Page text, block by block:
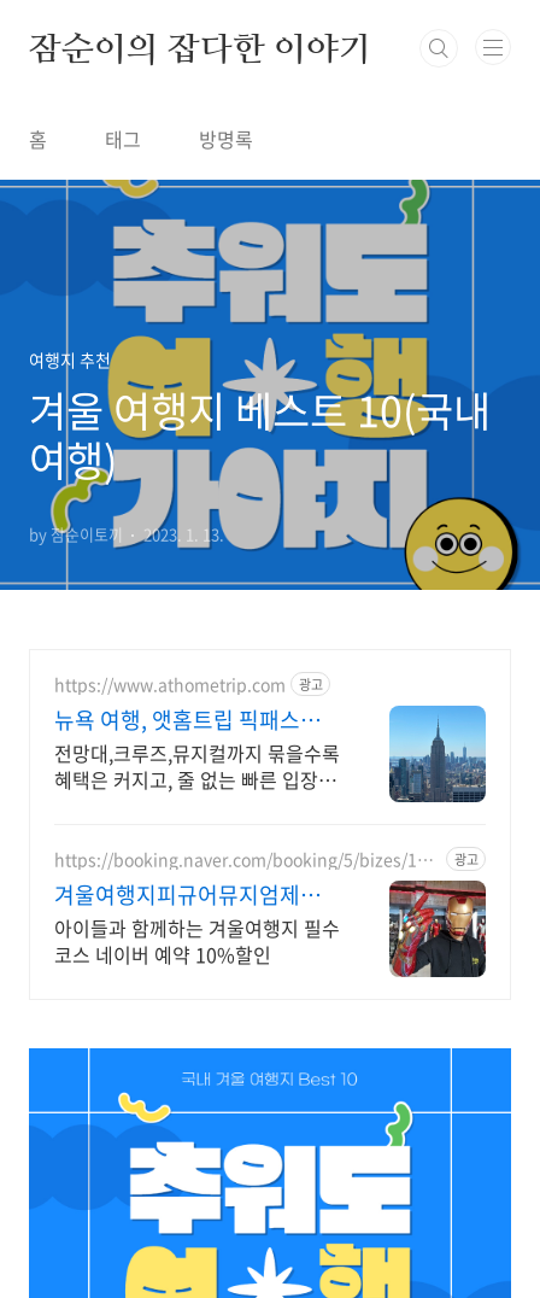
잠순이의 잡다한 이야기
홈 태그 방명록
여행지 추천
겨울 여행지 베스트 10(국내
여행)
by 잠순이토끼 2023. 1. 13.
https://www.athometrip.com 광고
뉴욕 여행, 앳홈트립 픽패스로
더 합리적으로
전망대,크루즈,뮤지컬까지 묶을수록
혜택은 커지고, 줄 없는 빠른 입장까
https://booking.naver.com/booking/5/bizes/110
987
광고
겨울여행지피규어뮤지엄제주
눈이 즐거운 사진 맛집
아이들과 함께하는 겨울여행지 필수
코스 네이버 예약 10%할인